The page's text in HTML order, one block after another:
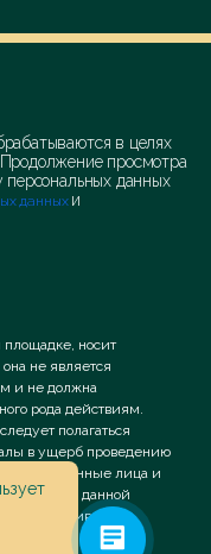
в целях
просмотра
персональных данных
данных и
носит
не является
и не должна
рода действиям.
полагаться
в ущерб проведению
лица и
данной
наступивший